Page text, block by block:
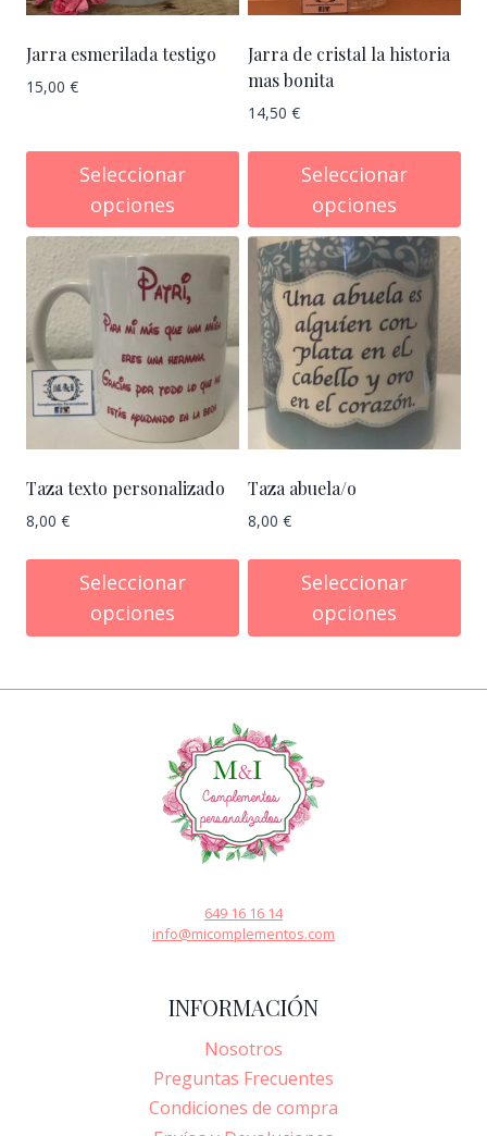
Jarra esmerilada testigo
15,00 €
Seleccionar
opciones
Jarra de cristal la historia
mas bonita
14,50 €
Seleccionar
opciones
Taza texto personalizado
8,00 €
Seleccionar
opciones
Taza abuela/o
8,00 €
Seleccionar
opciones
649 16 16 14
info@micomplementos.com
INFORMACIÓN
Nosotros
Preguntas Frecuentes
Condiciones de compra